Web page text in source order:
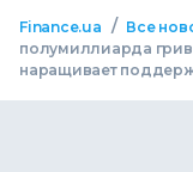
Finance.ua / Все
полумиллиарда
наращивает